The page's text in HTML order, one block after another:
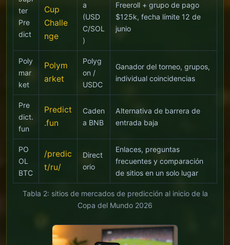
Tabla 2: sitios de mercados de predicción al inicio de la
Copa del Mundo 2026
ter
Pre
dict
Cup
Challe
nge
a
(USD
C/SOL
)
Freeroll + grupo de pago
$125k, fecha límite 12 de
junio
Poly
mar
ket
Polym
arket
Polyg
on /
USDC
Ganador del torneo, grupos,
individual coincidencias
Pre
dict.
fun
Predict
.fun
Caden
a BNB
Alternativa de barrera de
entrada baja
PO
OL
BTC
/predic
t/ru/
Direct
orio
Enlaces, preguntas
frecuentes y comparación
de sitios en un solo lugar